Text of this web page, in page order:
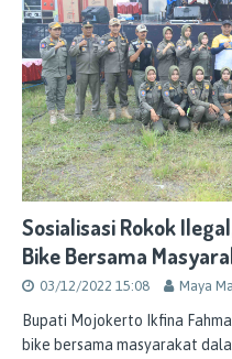
Sosialisasi Rokok
Bike Bersama
03/12/2022 15:08 Maya
Bupati Mojokerto Ikfina
bike bersama masyarakat